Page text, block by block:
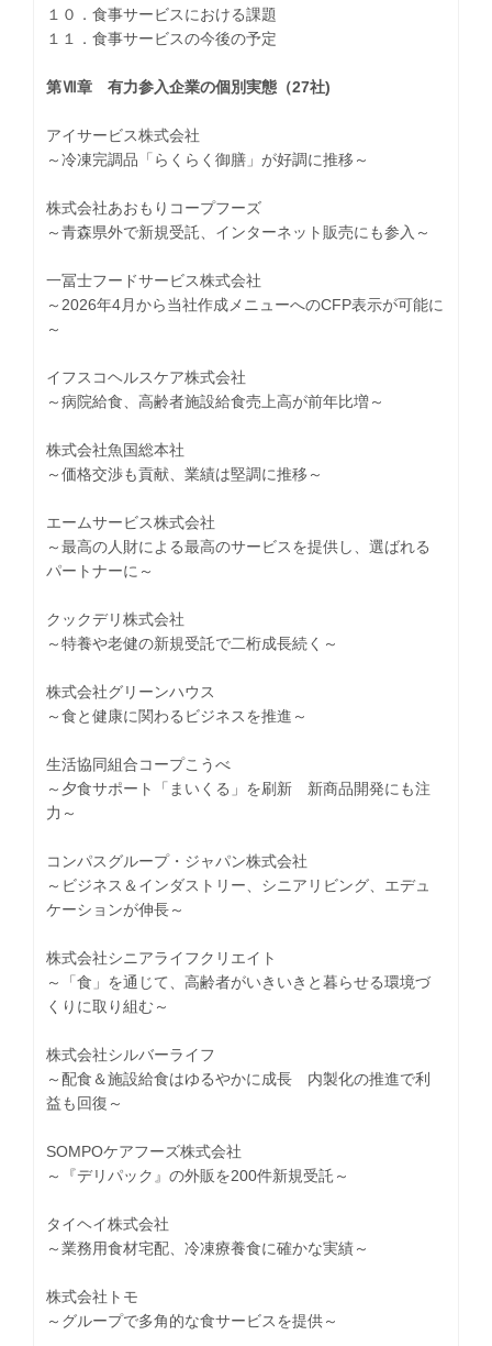
１０．食事サービスにおける課題
１１．食事サービスの今後の予定
第Ⅶ章 有力参入企業の個別実態（27社)
アイサービス株式会社
～冷凍完調品「らくらく御膳」が好調に推移～
株式会社あおもりコープフーズ
～青森県外で新規受託、インターネット販売にも参入～
一冨士フードサービス株式会社
～2026年4月から当社作成メニューへのCFP表示が可能に
～
イフスコヘルスケア株式会社
～病院給食、高齢者施設給食売上高が前年比増～
株式会社魚国総本社
～価格交渉も貢献、業績は堅調に推移～
エームサービス株式会社
～最高の人財による最高のサービスを提供し、選ばれる
パートナーに～
クックデリ株式会社
～特養や老健の新規受託で二桁成長続く～
株式会社グリーンハウス
～食と健康に関わるビジネスを推進～
生活協同組合コープこうべ
～夕食サポート「まいくる」を刷新 新商品開発にも注
力～
コンパスグループ・ジャパン株式会社
～ビジネス＆インダストリー、シニアリビング、エデュ
ケーションが伸長～
株式会社シニアライフクリエイト
～「食」を通じて、高齢者がいきいきと暮らせる環境づ
くりに取り組む～
株式会社シルバーライフ
～配食＆施設給食はゆるやかに成長 内製化の推進で利
益も回復～
SOMPOケアフーズ株式会社
～『デリパック』の外販を200件新規受託～
タイヘイ株式会社
～業務用食材宅配、冷凍療養食に確かな実績～
株式会社トモ
～グループで多角的な食サービスを提供～